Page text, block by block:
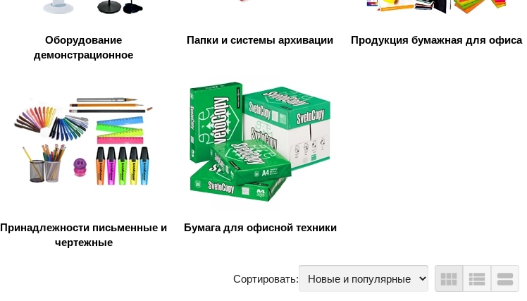
Оборудование
демонстрационное
Папки и системы архивации Продукция бумажная для офиса
Принадлежности письменные и
чертежные
Бумага для офисной техники
Сортировать: view_module view_list view_stream